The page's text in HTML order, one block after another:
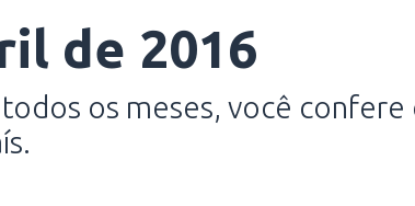
de 2016
os meses, você